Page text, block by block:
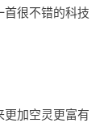
首很不错的科技
更加空灵更富有